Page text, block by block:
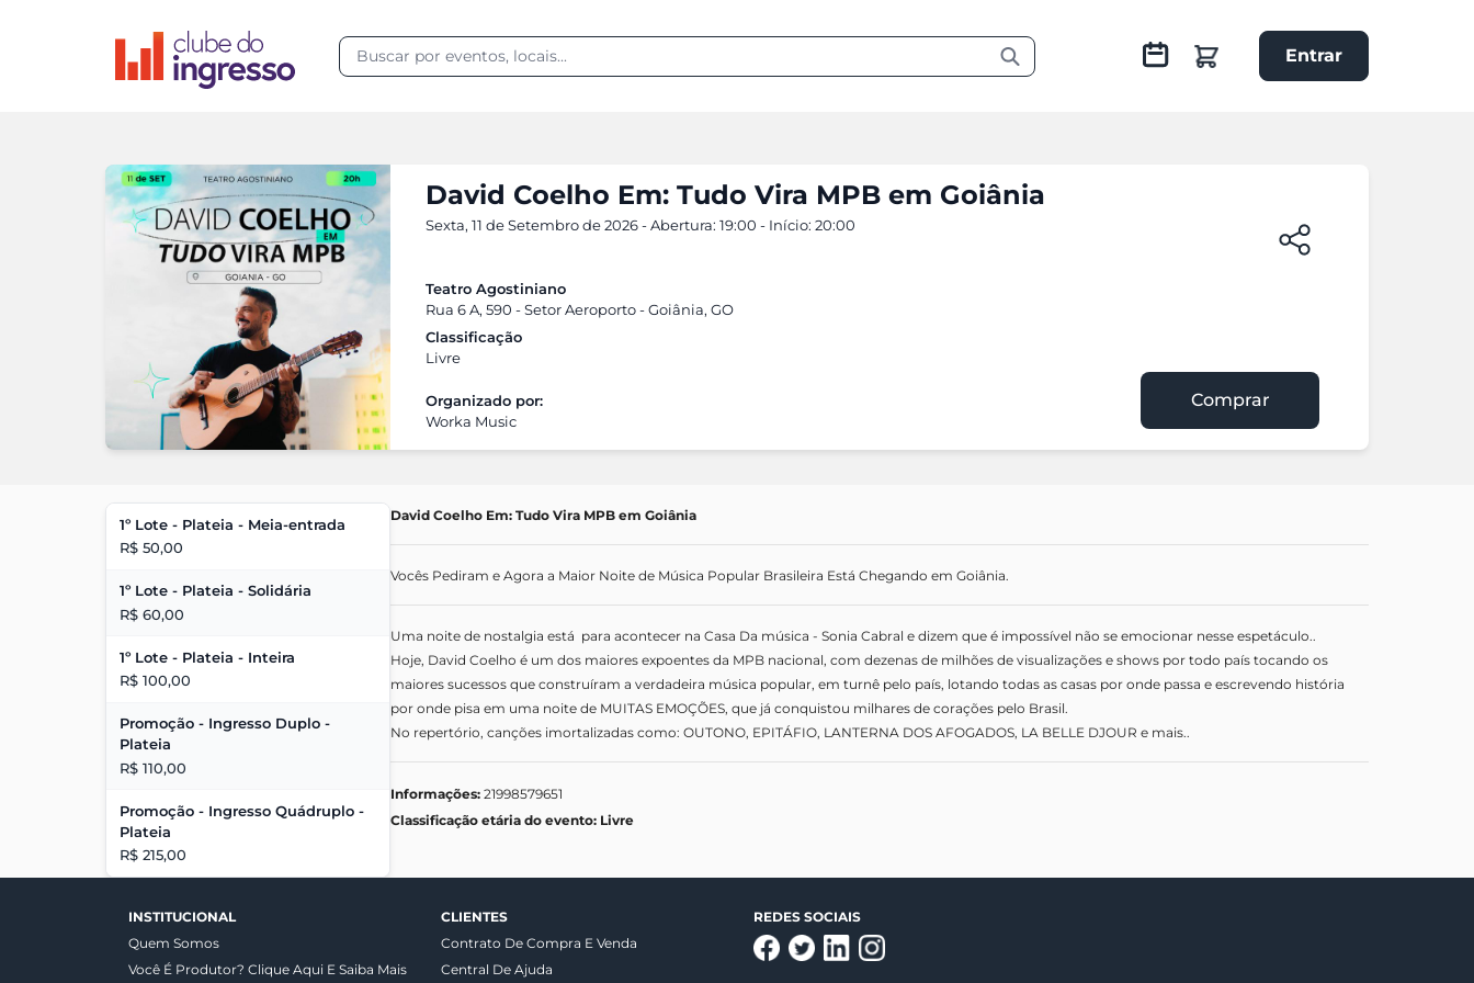
Entrar
David Coelho Em: Tudo Vira MPB em Goiânia
Sexta, 11 de Setembro de 2026 - Abertura: 19:00 - Início: 20:00
Teatro Agostiniano
Rua 6 A, 590 - Setor Aeroporto - Goiânia, GO
Classificação
Livre
Organizado por:
Worka Music
Comprar
1º Lote - Plateia - Meia-entrada
R$ 50,00
1º Lote - Plateia - Solidária
R$ 60,00
1º Lote - Plateia - Inteira
R$ 100,00
Promoção - Ingresso Duplo -
Plateia
R$ 110,00
Promoção - Ingresso Quádruplo -
Plateia
R$ 215,00
David Coelho Em: Tudo Vira MPB em Goiânia
Vocês Pediram e Agora a Maior Noite de Música Popular Brasileira Está Chegando em Goiânia.
Uma noite de nostalgia está  para acontecer na Casa Da música - Sonia Cabral e dizem que é impossível não se emocionar nesse espetáculo..
Hoje, David Coelho é um dos maiores expoentes da MPB nacional, com dezenas de milhões de visualizações e shows por todo país tocando os
maiores sucessos que construíram a verdadeira música popular, em turnê pelo país, lotando todas as casas por onde passa e escrevendo história
por onde pisa em uma noite de MUITAS EMOÇÕES, que já conquistou milhares de corações pelo Brasil.
No repertório, canções imortalizadas como: OUTONO, EPITÁFIO, LANTERNA DOS AFOGADOS, LA BELLE DJOUR e mais..
Informações: 21998579651
Classificação etária do evento: Livre
INSTITUCIONAL
Quem Somos
Você É Produtor? Clique Aqui E Saiba Mais
CLIENTES
Contrato De Compra E Venda
Central De Ajuda
REDES SOCIAIS